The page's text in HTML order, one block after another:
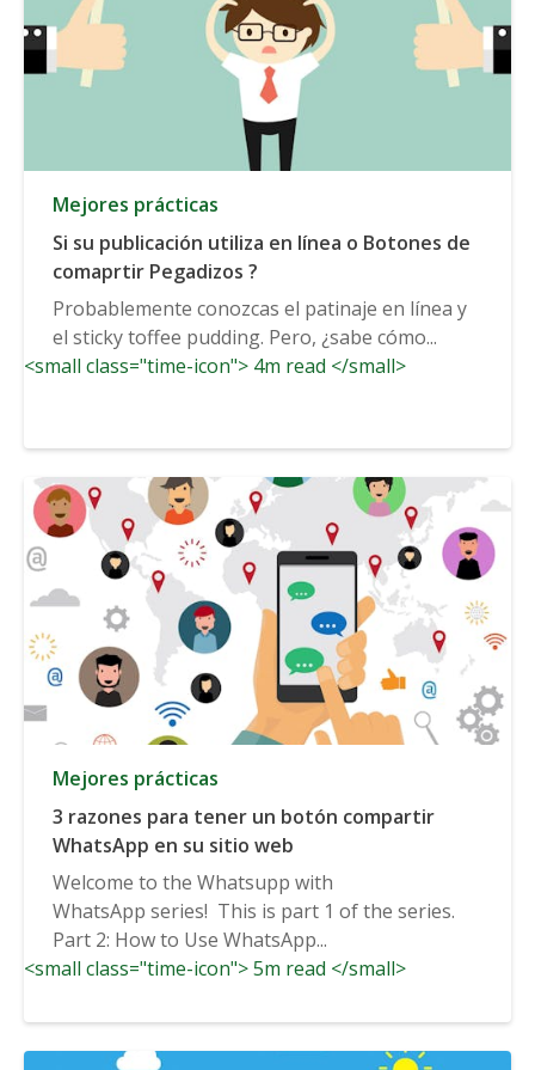
Mejores prácticas
Si su publicación utiliza en línea o Botones de
comaprtir Pegadizos ?
Probablemente conozcas el patinaje en línea y
el sticky toffee pudding. Pero, ¿sabe cómo...
<small class="time-icon"> 4m read </small>
Mejores prácticas
3 razones para tener un botón compartir
WhatsApp en su sitio web
Welcome to the Whatsupp with
WhatsApp series! This is part 1 of the series.
Part 2: How to Use WhatsApp...
<small class="time-icon"> 5m read </small>